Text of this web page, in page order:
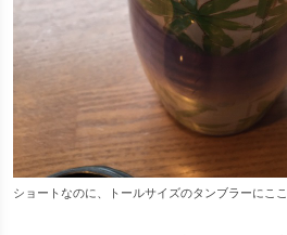
ショートなのに、トールサイズのタンブラーにこ